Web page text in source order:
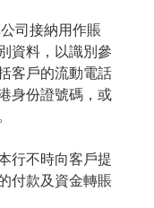
司接納用作賬
資料，以識別參
客戶的流動電話
身份證號碼，或
行不時向客戶提
付款及資金轉賬